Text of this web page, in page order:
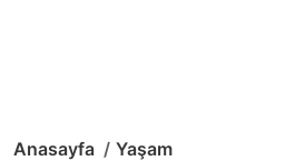
Anasayfa Yaşam